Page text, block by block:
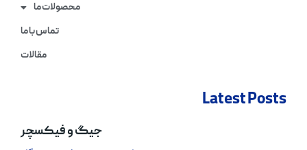
محصولات ما
تماس با ما
مقالات
Latest Posts
جیگ و فیکسچر